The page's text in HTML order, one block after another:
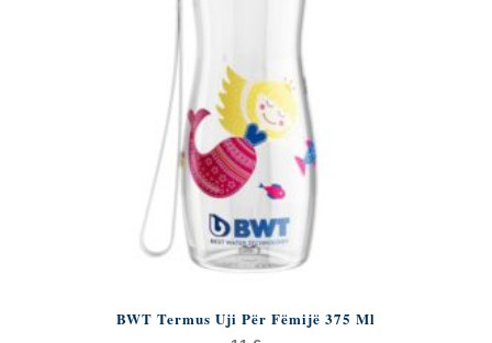
BWT Termus Uji Për Fëmijë 375 Ml